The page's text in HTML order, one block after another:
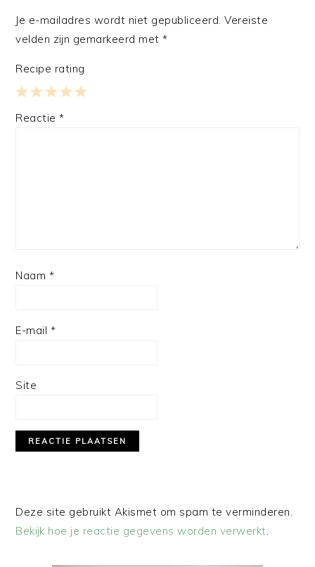
Je e-mailadres wordt niet gepubliceerd. Vereiste
velden zijn gemarkeerd met*
Recipe rating
4
3
2
1
Reactie*
Naam *
E-mail *
Site
Deze site gebruikt Akismet om spam te verminderen.
Bekijk hoe je reactie gegevens worden verwerkt.